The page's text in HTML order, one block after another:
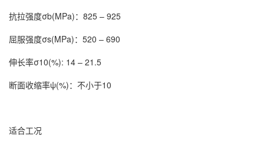
抗拉强度σb(MPa)：825 – 925
屈服强度σs(MPa)：520 – 690
伸长率σ10(%): 14 – 21.5
断面收缩率ψ(%)：不小于10
适合工况